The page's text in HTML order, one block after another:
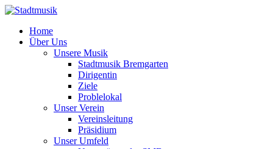
Home
Über Uns
Unsere Musik
Stadtmusik Bremgarten
Dirigentin
Ziele
Problelokal
Unser Verein
Vereinsleitung
Präsidium
Unser Umfeld